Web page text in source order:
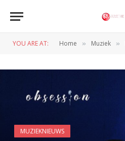
YOU ARE AT: Home » Muziek »
MUZIEKNIEUWS